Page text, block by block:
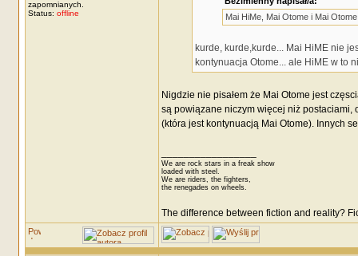
zapomnianych.
Status: offline
Mai HiMe, Mai Otome i Mai
kurde, kurde,kurde... Mai HiME nie
kontynuacja Otome... ale HiME w to
Nigdzie nie pisałem że Mai Otome jest
są powiązane niczym więcej niż postaciami,
(która jest kontynuacją Mai Otome). Innych
We are rock stars in a freak show
loaded with steel.
We are riders, the fighters,
the renegades on wheels.
The difference between fiction and reality?